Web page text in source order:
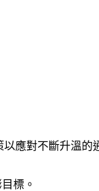
應對不斷升溫的
標。